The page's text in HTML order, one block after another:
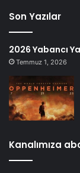
Son Yazılar
2026 Yabancı
Temmuz 1, 2026
Kanalımıza